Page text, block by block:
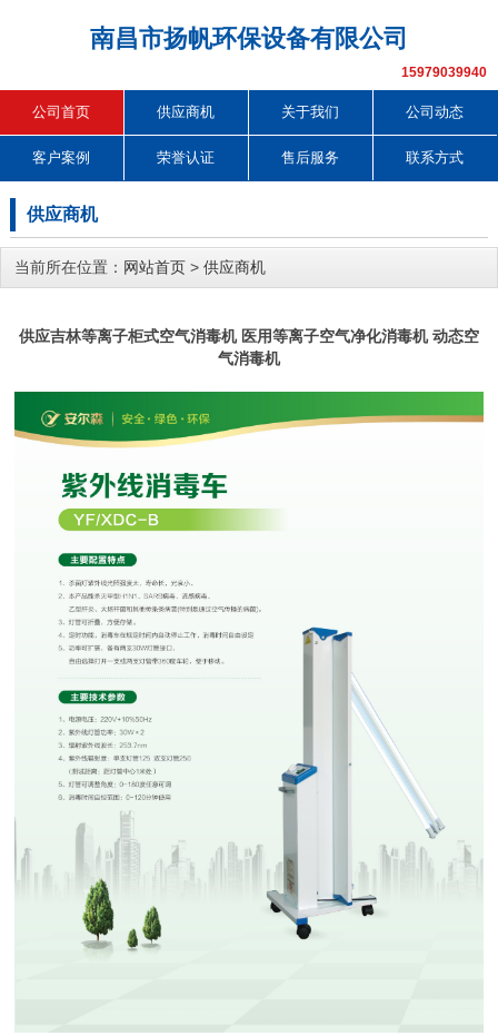
南昌市扬帆环保设备有限公司
15979039940
公司首页 供应商机 关于我们 公司动态
客户案例 荣誉认证 售后服务 联系方式
供应商机
当前所在位置： 网站首页 > 供应商机
供应吉林等离子柜式空气消毒机 医用等离子空气净化消毒机 动态空
气消毒机